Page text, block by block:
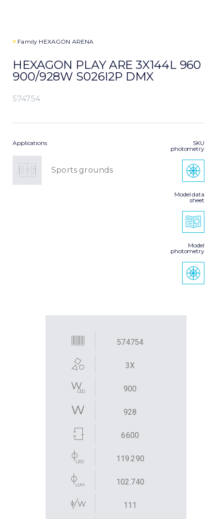
> Family HEXAGON ARENA
HEXAGON PLAY ARE 3X144L 960
900/928W S026I2P DMX
574754
Applications
Sports grounds
SKU
photometry
Model data
sheet
Model
photometry
574754
3X
900
928
6600
119.290
102.740
111